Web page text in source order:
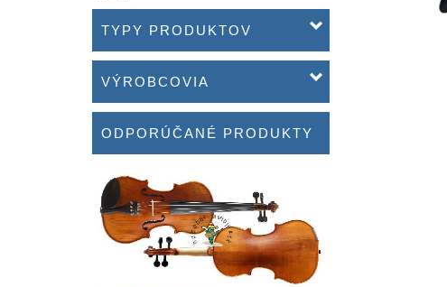
TYPY PRODUKTOV
VÝROBCOVIA
ODPORÚČANÉ PRODUKTY